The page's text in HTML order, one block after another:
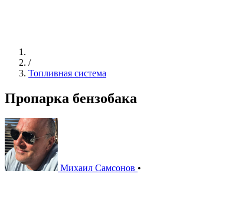
/
Топливная система
Пропарка бензобака
Михаил Самсонов •